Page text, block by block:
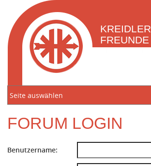
KREIDLER
FREUNDE
NORDEN
FORUM LOGIN
Benutzername: